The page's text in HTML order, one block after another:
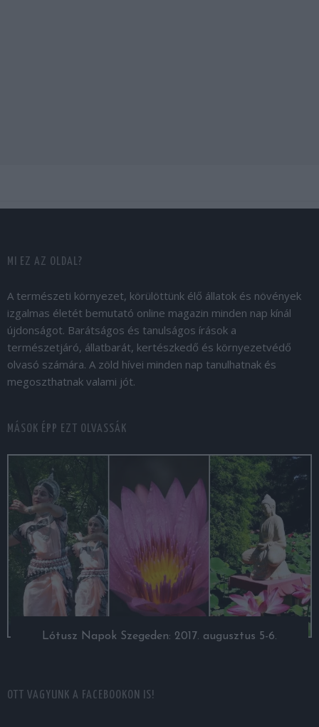
MI EZ AZ OLDAL?
A természeti környezet, körülöttünk élő állatok és növények
izgalmas életét bemutató online magazin minden nap kínál
újdonságot. Barátságos és tanulságos írások a
természetjáró, állatbarát, kertészkedő és környezetvédő
olvasó számára. A zöld hívei minden nap tanulhatnak és
megoszthatnak valami jót.
MÁSOK ÉPP EZT OLVASSÁK
Lótusz Napok Szegeden: 2017. augusztus 5-6.
OTT VAGYUNK A FACEBOOKON IS!